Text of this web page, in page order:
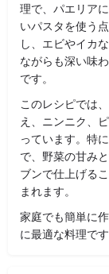
理で、パエリア
いパスタを使う
し、エビやイカ
ながらも深い味
です。
このレシピでは
え、ニンニク、
っています。特
で、野菜の甘み
ブンで仕上げる
まれます。
家庭でも簡単に
に最適な料理です